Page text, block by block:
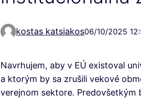
kostas katsiakos06/10/2025
Navrhujem, aby v EÚ existoval
a ktorým by sa zrušili vekové
verejnom sektore.